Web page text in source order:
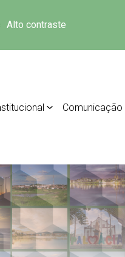
Alto contraste
Comunicação